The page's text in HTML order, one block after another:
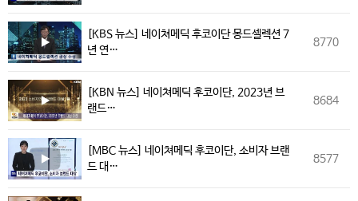
[KBS 뉴스] 네이쳐메딕 후코이단 몽드셀렉션 7
년 연…
8770
[KBN 뉴스] 네이쳐메딕 후코이단, 2023년 브
랜드…
8684
[MBC 뉴스] 네이쳐메딕 후코이단, 소비자 브랜
드 대…
8577